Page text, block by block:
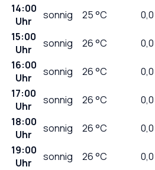
14:00
Uhr
sonnig 25°C 0,0
15:00
Uhr
sonnig 26°C 0,0
16:00
Uhr
sonnig 26°C 0,0
17:00
Uhr
sonnig 26°C 0,0
18:00
Uhr
sonnig 26°C 0,0
19:00
Uhr
sonnig 26°C 0,0